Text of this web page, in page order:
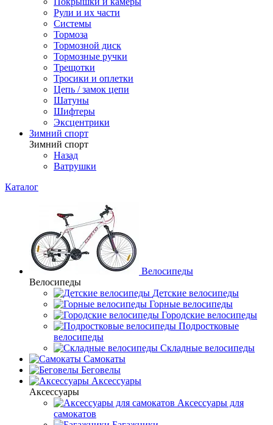
Рули и их части
Системы
Тормоза
Тормозной диск
Тормозные ручки
Трещотки
Тросики и оплетки
Цепь / замок цепи
Шатуны
Шифтеры
Эксцентрики
Зимний спорт
Зимний спорт
Назад
Ватрушки
Каталог
Велосипеды
Велосипеды
Детские велосипеды
Горные велосипеды
Городские велосипеды
Подростковые
велосипеды
Складные велосипеды
Самокаты
Беговелы
Аксессуары
Аксессуары
Аксессуары для
самокатов